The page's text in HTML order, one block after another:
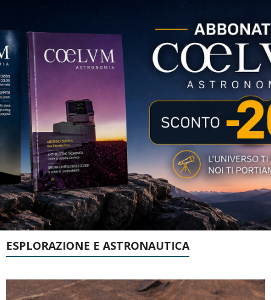
ESPLORAZIONE E ASTRONAUTICA